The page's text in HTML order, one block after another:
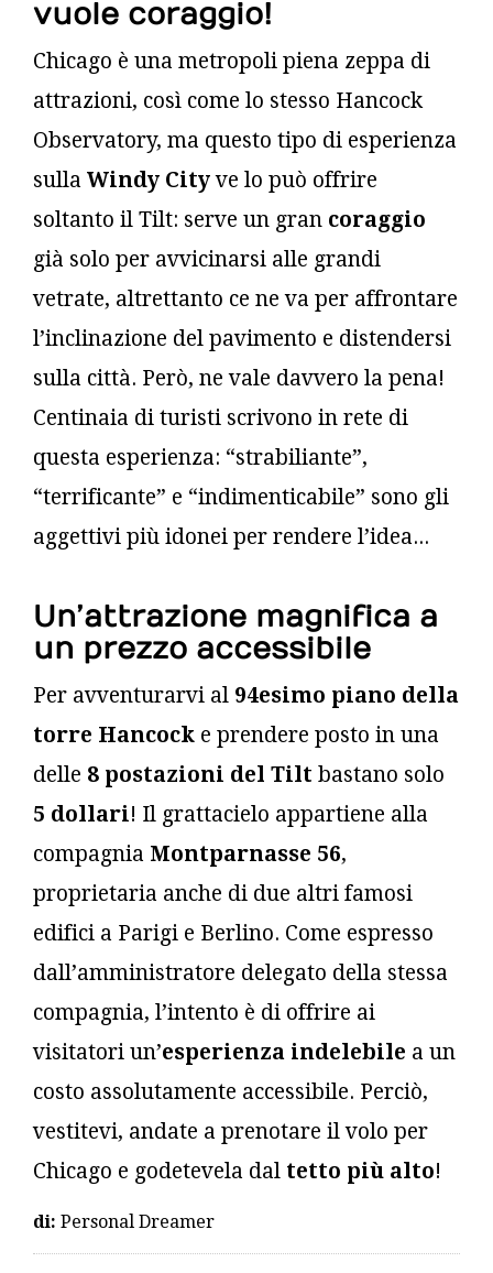
vuole coraggio!
Chicago è una metropoli piena zeppa di
attrazioni, così come lo stesso Hancock
Observatory, ma questo tipo di esperienza
sulla Windy Cityve lo può offrire
soltanto il Tilt: serve un gran coraggio
già solo per avvicinarsi alle grandi
vetrate, altrettanto ce ne va per affrontare
l’inclinazione del pavimento e distendersi
sulla città. Però, ne vale davvero la pena!
Centinaia di turisti scrivono in rete di
questa esperienza: “strabiliante”,
“terrificante” e “indimenticabile” sono gli
aggettivi più idonei per rendere l’idea...
Un’attrazione magnifica a
un prezzo accessibile
Per avventurarvi al 94esimo piano della
torre Hancock e prendere posto in una
delle 8 postazioni del Tilt bastano solo
5 dollari! Il grattacielo appartiene alla
compagnia Montparnasse 56,
proprietaria anche di due altri famosi
edifici a Parigi e Berlino. Come espresso
dall’amministratore delegato della stessa
compagnia, l’intento è di offrire ai
visitatori un’esperienza indelebile a un
costo assolutamente accessibile. Perciò,
vestitevi, andate a prenotare il volo per
Chicago e godetevela dal tetto più alto!
di: Personal Dreamer